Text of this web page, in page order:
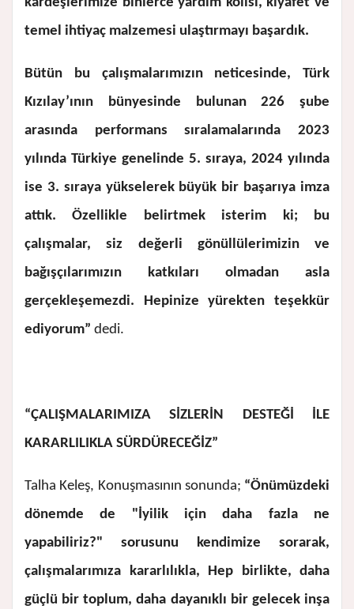
temel ihtiyaç malzemesi ulaştırmayı başardık.
Bütün bu çalışmalarımızın neticesinde, Türk
Kızılay’ının bünyesinde bulunan 226 şube
arasında performans sıralamalarında 2023
yılında Türkiye genelinde 5. sıraya, 2024 yılında
ise 3. sıraya yükselerek büyük bir başarıya imza
attık. Özellikle belirtmek isterim ki; bu
çalışmalar, siz değerli gönüllülerimizin ve
bağışçılarımızın katkıları olmadan asla
gerçekleşemezdi. Hepinize yürekten teşekkür
ediyorum” dedi.
“ÇALIŞMALARIMIZA SİZLERİN DESTEĞİ İLE
KARARLILIKLA SÜRDÜRECEĞİZ”
Talha Keleş, Konuşmasının sonunda; “Önümüzdeki
dönemde de "İyilik için daha fazla ne
yapabiliriz?" sorusunu kendimize sorarak,
çalışmalarımıza kararlılıkla, Hep birlikte, daha
güçlü bir toplum, daha dayanıklı bir gelecek inşa